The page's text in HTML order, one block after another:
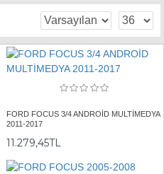
FORD FOCUS 3/4 ANDROİD MULTİMEDYA
2011-2017
11.279,45TL